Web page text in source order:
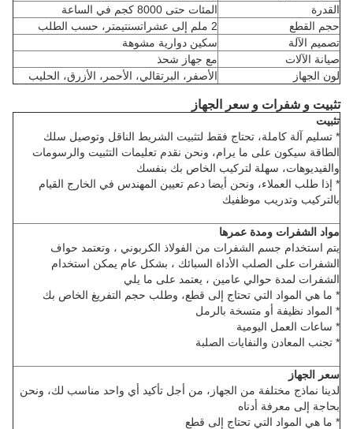
القدرة
المئات حتى 8000 كجم في الساعة
حجم القطع
2 ملم إلى عشرات
سنتيمتر، حسب الطلب
تصميم الآلة
سكين دوارية مشوهة
صيانة الآلات
مع جهاز شحذ
لون الجهاز
الأصفر، البرتقالي، الأحمر، الأزرق، الحليب
تثبيت و شفرات و سعر الجهاز
تثبيت
* تسليم آلة كاملة، تحتاج فقط لتثبيت الشريط الناقل وتوصيل سلك
الطاقة سيكون على ما يرام، ونحن نقدم تعليمات التثبيت والرسومات
والفيديوهات، سهلة لتركيب الخاص بك بنفسك
* إذا طلب العملاء، ونحن أيضا دعم تعيين المهندس في الخارج القيام
بالتركيب وتدريب موظفيك
مواد الشفرات ومدة عمرها
يتم استخدام جسم الشفرات من الفولاذ الكربوني ، وتعتمد حواف
الشفرات على الصلب الأداة السبائك ، بشكل عام يمكن استخدام
الشفرات لمدة حوالي عامين ، يعتمد على ما يلي
* ما هي المواد التي تحتاج إلى قطع، وطلب حجم التفريغ الخاص بك
* المواد نظيفة أو متسخة بالرمل
* ساعات العمل اليومية
* تجنب المعادن والنفايات الصلبة
سعر الجهاز
لدينا نماذج مختلفة من الجهاز، من أجل تأكيد أي واحد مناسب لك، ونحن
بحاجة إلى معرفة أدناه
* ما هي المواد التي تحتاج إلى قطع